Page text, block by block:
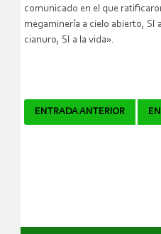
comunicado en el que
megaminería a cielo abierto, SI
cianuro, SI a la vida».
Navegador
ENTRADA ANTERIOR